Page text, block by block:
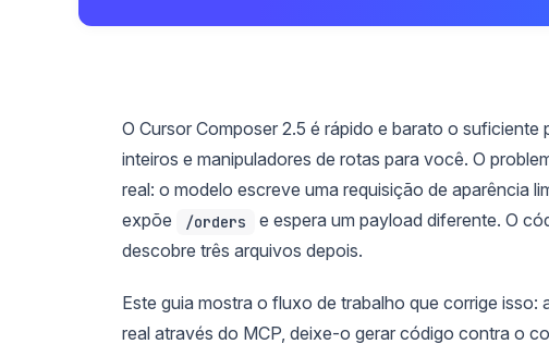
O Cursor Composer 2.5 é rápido e barato o
inteiros e manipuladores de rotas para você. O
real: o modelo escreve uma requisição de aparência
expõe
/orders
e espera um payload diferente. O
descobre três arquivos depois.
Este guia mostra o fluxo de trabalho que corrige
real através do MCP, deixe-o gerar código contra o